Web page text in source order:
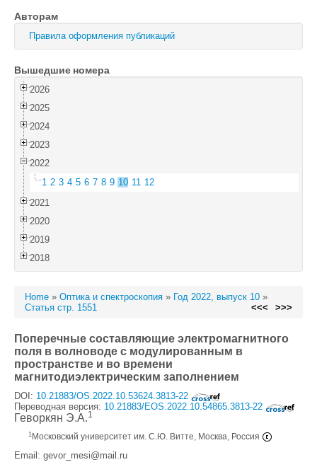
Оптика и спектроскопия
Поиск
Войти
Авторам
Правила оформления публикаций
Вышедшие номера
2026
2025
2024
2023
2022
1 2 3 4 5 6 7 8 9 10 11 12
2021
2020
2019
2018
Home » Оптика и спектроскопия » Год 2022, выпуск 10 »
Статья стр. 1551
<<< >>>
Поперечные составляющие электромагнитного
поля в волноводе с модулированным в
пространстве и во времени
магнитодиэлектрическим заполнением
DOI: 10.21883/OS.2022.10.53624.3813-22
Переводная версия: 10.21883/EOS.2022.10.54865.3813-22
Геворкян Э.А.1
1 Московский университет им. С.Ю. Витте, Москва, Россия
Email: gevor_mesi@mail.ru